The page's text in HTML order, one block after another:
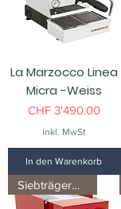
La Marzocco Linea
Micra -Weiss
Preis
CHF 3'490.00
inkl. MwSt
In den Warenkorb
Siebträgermaschine